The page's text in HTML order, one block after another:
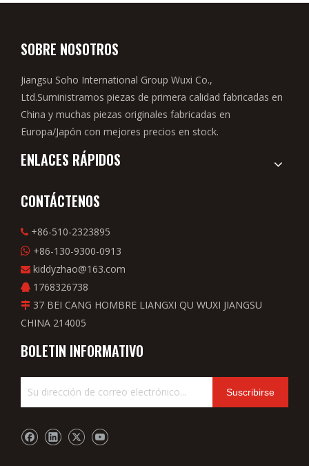
SOBRE NOSOTROS
Jiangsu Soho International Group Wuxi Co.,
Ltd.Suministramos piezas de primera calidad fabricadas en
China y muchas piezas originales fabricadas en
Europa/Japón con mejores precios en stock.
ENLACES RÁPIDOS
CONTÁCTENOS
 +86-510-2323895
 +86-130-9300-0913
 kiddyzhao@163.com
 1768326738
 37 BEI CANG HOMBRE LIANGXI QU WUXI JIANGSU
CHINA 214005
BOLETIN INFORMATIVO
Suscribirse